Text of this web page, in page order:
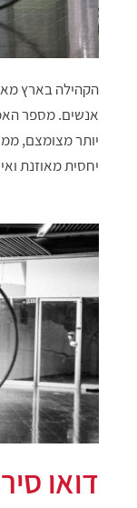
הקהילה בארץ
אנשים. מספר
יותר מצומצם,
יחסית מאוזנת
דואו